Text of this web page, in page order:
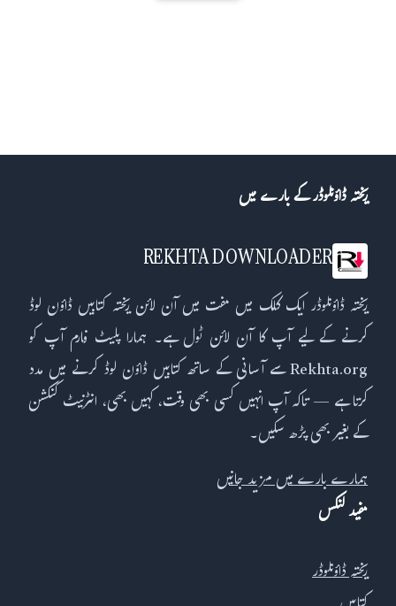
ریختہ ڈاؤنلوڈر کے بارے میں
REKHTA DOWNLOADER
ریختہ ڈاؤنلوڈر ایک کلک میں مفت میں آن لائن ریختہ کتابیں ڈاؤن لوڈ
کرنے کے لیے آپ کا آن لائن ٹول ہے۔ ہمارا پلیٹ فارم آپ کو
Rekhta.org سے آسانی کے ساتھ کتابیں ڈاؤن لوڈ کرنے میں مدد
کرتا ہے — تاکہ آپ انہیں کسی بھی وقت، کہیں بھی، انٹرنیٹ کنکشن
کے بغیر بھی پڑھ سکیں۔
ہمارے بارے میں مزید جانیں
مفید لنکس
ریختہ ڈاؤنلوڈر